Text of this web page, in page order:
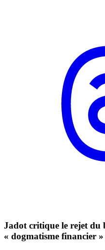
Jadot critique le rejet du
« dogmatisme financier